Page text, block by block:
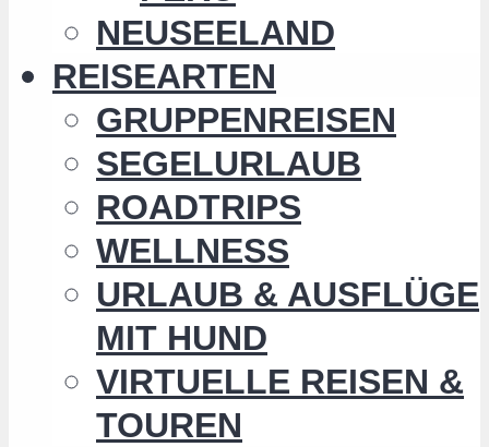
NEUSEELAND
REISEARTEN
GRUPPENREISEN
SEGELURLAUB
ROADTRIPS
WELLNESS
URLAUB & AUSFLÜGE
MIT HUND
VIRTUELLE REISEN &
TOUREN